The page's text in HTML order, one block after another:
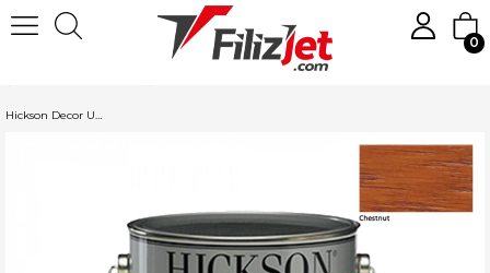
0
Hickson Decor Ultra Solventli Vernik 2,5L. Chestunt